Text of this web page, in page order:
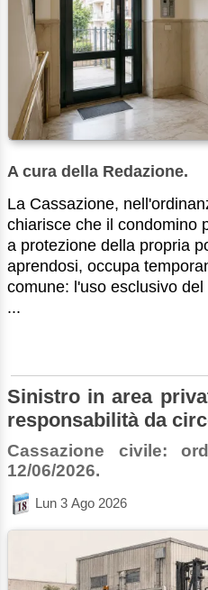
A cura della Redazione.
La Cassazione,
chiarisce che il condomino
a protezione della propria
aprendosi, occupa
comune: l'uso esclusivo
...
Sinistro in area
responsabilità da
Cassazione civile:
12/06/2026.
Lun 3 Ago 2026